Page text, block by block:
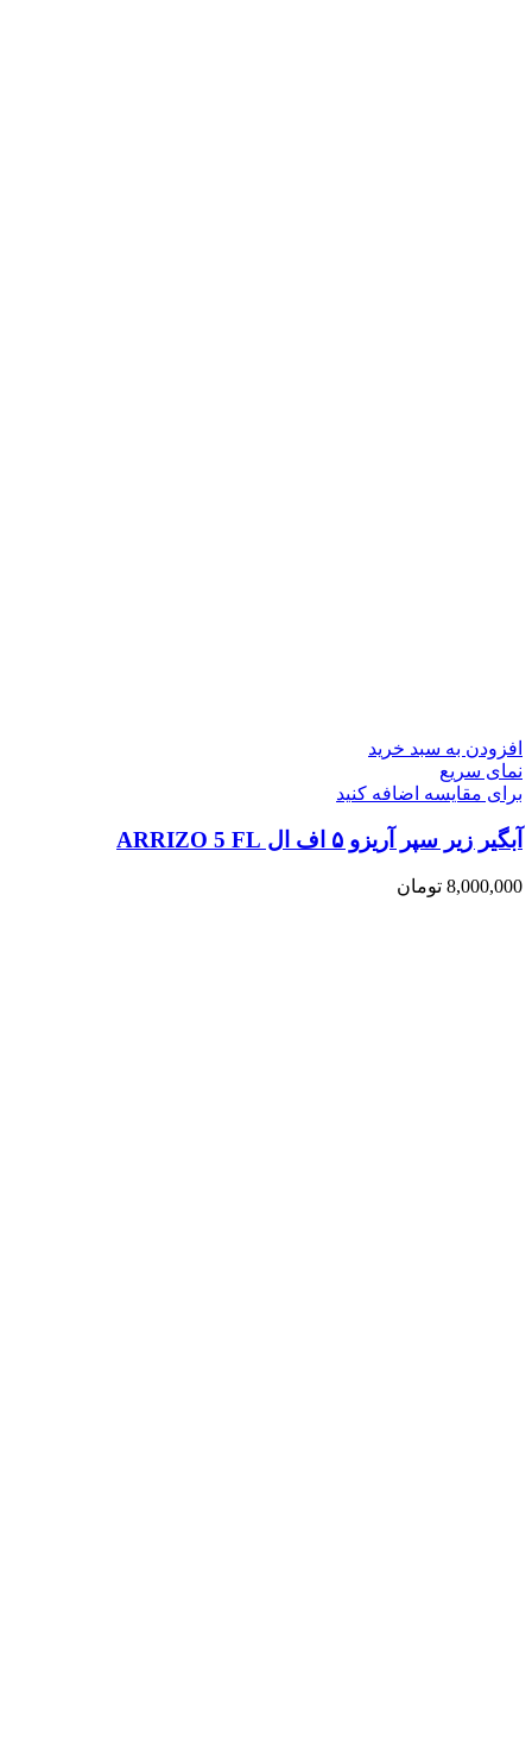
افزودن به سبد خرید
نمای سریع
برای مقایسه اضافه کنید
آبگیر زیر سپر آریزو ۵ اف ال ARRIZO 5 FL
8,000,000 تومان